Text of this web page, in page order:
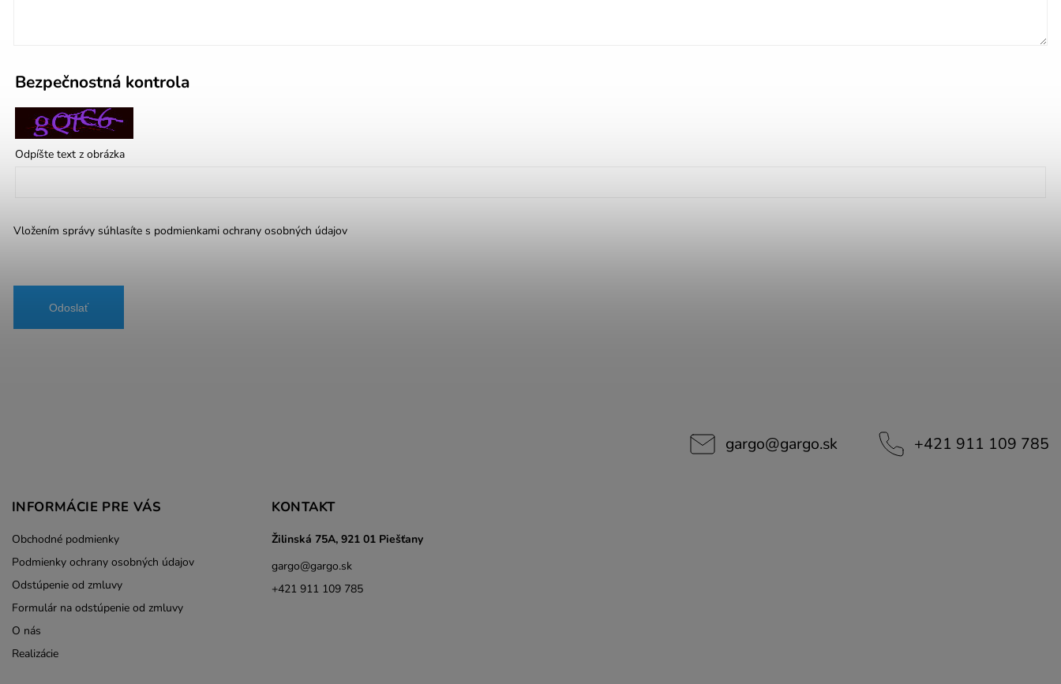
Bezpečnostná kontrola
Odpíšte text z obrázka
Vložením správy súhlasíte s podmienkami ochrany osobných údajov
Odoslať
gargo@gargo.sk +421 911 109 785
INFORMÁCIE PRE VÁS
Obchodné podmienky
Podmienky ochrany osobných údajov
Odstúpenie od zmluvy
Formulár na odstúpenie od zmluvy
O nás
Realizácie
KONTAKT
Žilinská 75A, 921 01 Piešťany
gargo@gargo.sk
+421 911 109 785